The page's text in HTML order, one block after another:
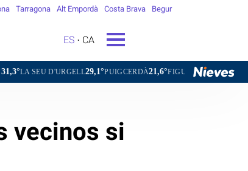
Tarragona Alt Empordà Costa Brava Begur
ES CA
29,1°PUIGCERDÀ21,6°FIGUERES36,2°GANDESA33,9°
vecinos si